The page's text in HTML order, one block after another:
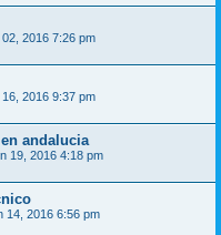
2016 7:26 pm
16, 2016 9:37 pm
andalucia
19, 2016 4:18 pm
14, 2016 6:56 pm